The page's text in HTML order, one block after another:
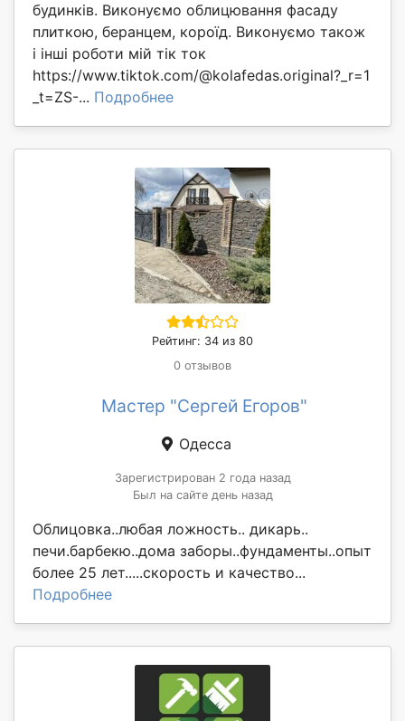
будинків. Виконуємо облицювання фасаду
плиткою, беранцем, короїд. Виконуємо також
і інші роботи мій тік ток
https://www.tiktok.com/@kolafedas.original?_r=1
_t=ZS-... Подробнее
Рейтинг: 34 из 80
0 отзывов
Мастер "Сергей Егоров"
Одесса
Зарегистрирован 2 года назад
Был на сайте день назад
Облицовка..любая ложность.. дикарь..
печи.барбекю..дома заборы..фундаменты..опыт
более 25 лет.....скорость и качество...
Подробнее